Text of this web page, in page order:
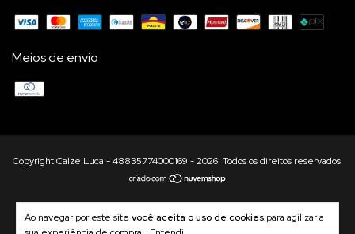
Ao navegar por este site você aceita o uso de cookies para agilizar a
Meios de envio
Copyright Calze Luca - 48835774000169 - 2026. Todos os direitos reservados.